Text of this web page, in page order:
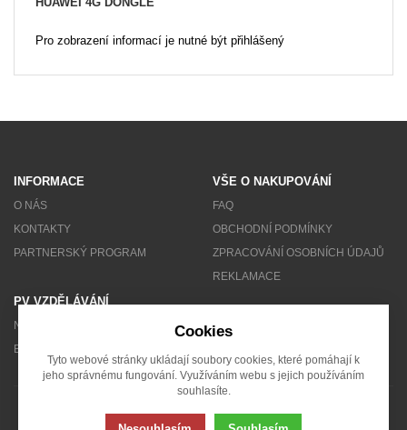
Pro zobrazení informací je nutné být přihlášený
INFORMACE
O NÁS
KONTAKTY
PARTNERSKÝ PROGRAM
VŠE O NAKUPOVÁNÍ
FAQ
OBCHODNÍ PODMÍNKY
ZPRACOVÁNÍ OSOBNÍCH ÚDAJŮ
REKLAMACE
PV VZDĚLÁVÁNÍ
NEWSLETTER
BLOG
© 2007 - 2026 Solarity s.r.o.
Cookies
Tyto webové stránky ukládají soubory cookies, které pomáhají k
jeho správnému fungování. Využíváním webu s jejich používáním
souhlasíte.